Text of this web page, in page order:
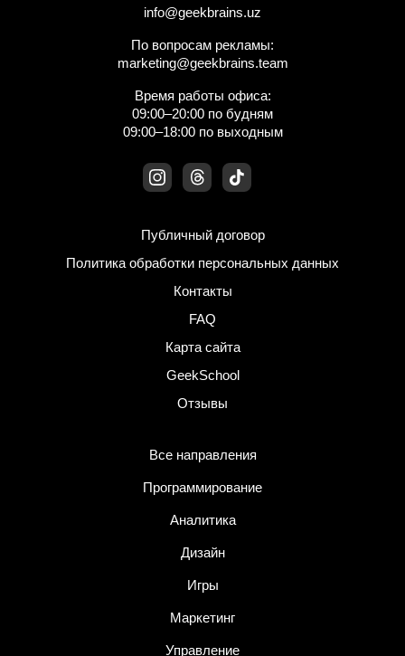
info@geekbrains.uz
По вопросам рекламы:
marketing@geekbrains.team
Время работы офиса:
09:00–20:00 по будням
09:00–18:00 по выходным
Публичный договор
Политика обработки персональных данных
Контакты
FAQ
Карта сайта
GeekSchool
Отзывы
Все направления
Программирование
Аналитика
Дизайн
Игры
Маркетинг
Управление